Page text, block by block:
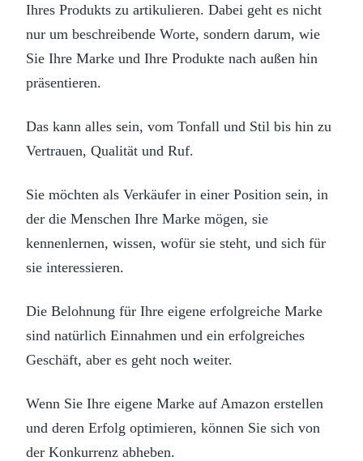
Ihres Produkts zu artikulieren. Dabei geht es nicht
nur um beschreibende Worte, sondern darum, wie
Sie Ihre Marke und Ihre Produkte nach außen hin
präsentieren.
Das kann alles sein, vom Tonfall und Stil bis hin zu
Vertrauen, Qualität und Ruf.
Sie möchten als Verkäufer in einer Position sein, in
der die Menschen Ihre Marke mögen, sie
kennenlernen, wissen, wofür sie steht, und sich für
sie interessieren.
Die Belohnung für Ihre eigene erfolgreiche Marke
sind natürlich Einnahmen und ein erfolgreiches
Geschäft, aber es geht noch weiter.
Wenn Sie Ihre eigene Marke auf Amazon erstellen
und deren Erfolg optimieren, können Sie sich von
der Konkurrenz abheben.